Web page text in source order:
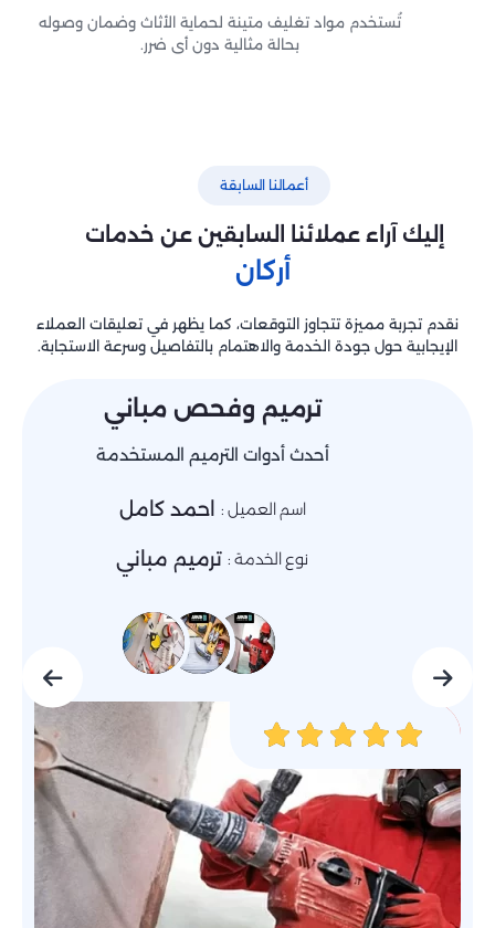
تُستخدم مواد تغليف متينة لحماية الأثاث وضمان وصوله
بحالة مثالية دون أي ضرر.
أعمالنا السابقة
إليك آراء عملائنا السابقين عن خدمات
أركان
نقدم تجربة مميزة تتجاوز التوقعات، كما يظهر في تعليقات العملاء
الإيجابية حول جودة الخدمة والاهتمام بالتفاصيل وسرعة الاستجابة.
ترميم وفحص مباني
أحدث أدوات الترميم المستخدمة
اسم العميل : احمد كامل
نوع الخدمة : ترميم مباني